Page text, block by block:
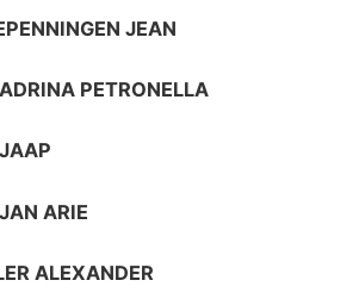
JEAN
PETRONELLA
ARIE
ALEXANDER